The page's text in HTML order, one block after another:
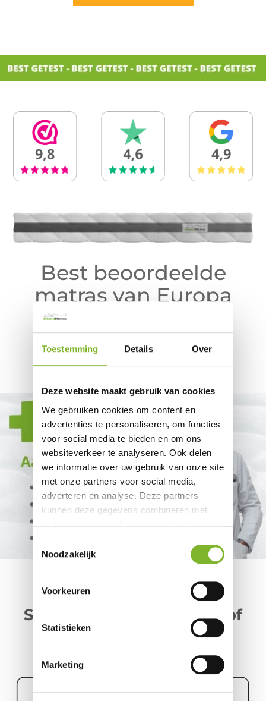
Toestemming Details Over
Deze website maakt gebruik van cookies
We gebruiken cookies om content en
advertenties te personaliseren, om functies
voor social media te bieden en om ons
websiteverkeer te analyseren. Ook delen
we informatie over uw gebruik van onze site
met onze partners voor social media,
adverteren en analyse. Deze partners
kunnen deze gegevens combineren met
basis van uw gebruik van hun services.
Toestemmingsselectie
Noodzakelijk
Voorkeuren
Statistieken
Marketing
Best beoordeelde
matras van Europa
Meer informatie
Samen slapen zonder kloof